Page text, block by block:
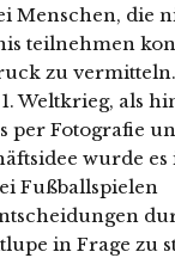
Menschen, die
teilnehmen
zu
Weltkrieg, als
per Fotografie
wurde
Fußballspielen
in Frage zu